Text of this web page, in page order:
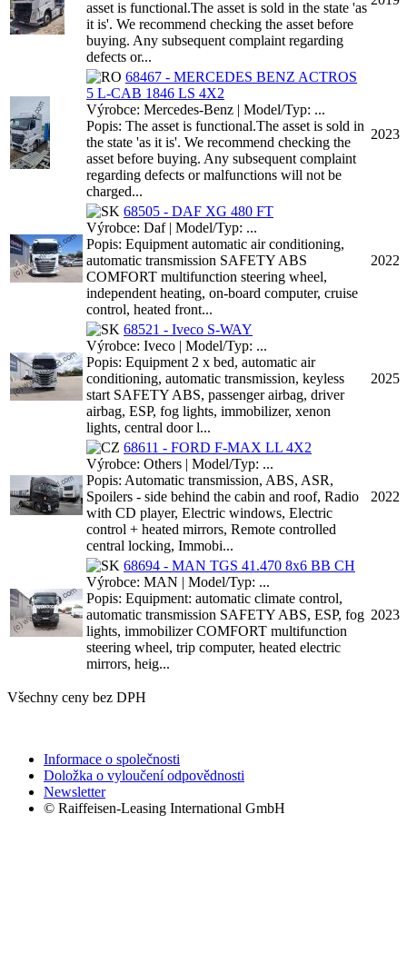
asset is functional.The asset is sold in the state 'as
it is'. We recommend checking the asset before
buying. Any subsequent complaint regarding
defects or...
68467 - MERCEDES BENZ ACTROS
5 L-CAB 1846 LS 4X2
Výrobce: Mercedes-Benz | Model/Typ: ...
Popis: The asset is functional.The asset is sold in
the state 'as it is'. We recommend checking the
asset before buying. Any subsequent complaint
regarding defects or malfunctions will not be
charged...
2023
68505 - DAF XG 480 FT
Výrobce: Daf | Model/Typ: ...
Popis: Equipment automatic air conditioning,
automatic transmission SAFETY ABS
COMFORT multifunction steering wheel,
independent heating, on-board computer, cruise
control, heated front...
2022
68521 - Iveco S-WAY
Výrobce: Iveco | Model/Typ: ...
Popis: Equipment 2 x bed, automatic air
conditioning, automatic transmission, keyless
start SAFETY ABS, passenger airbag, driver
airbag, ESP, fog lights, immobilizer, xenon
lights, central door l...
2025
68611 - FORD F-MAX LL 4X2
Výrobce: Others | Model/Typ: ...
Popis: Automatic transmission, ABS, ASR,
Spoilers - side behind the cabin and roof, Radio
with CD player, Electric windows, Electric
control + heated mirrors, Remote controlled
central locking, Immobi...
2022
68694 - MAN TGS 41.470 8x6 BB CH
Výrobce: MAN | Model/Typ: ...
Popis: Equipment: automatic climate control,
automatic transmission SAFETY ABS, ESP, fog
lights, immobilizer COMFORT multifunction
steering wheel, trip computer, heated electric
mirrors, heig...
2023
Všechny ceny bez DPH
Informace o společnosti
Doložka o vyloučení odpovědnosti
Newsletter
© Raiffeisen-Leasing International GmbH